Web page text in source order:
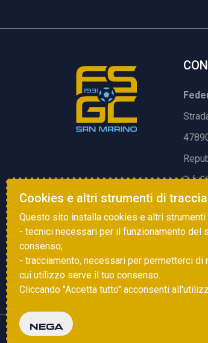
T.
E.
Copyright © 2025 FSGC. Tutti i diritti
Cookies e altri strumenti di
Questo sito installa cookies e altri strumenti
- tecnici necessari per il funzionamento del
consenso;
- tracciamento, necessari per permetterci
cui utilizzo serve il tuo consenso.
Cliccando "Accetta tutto" acconsenti
NEGA